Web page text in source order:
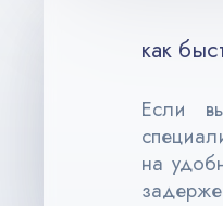
как
Если
на